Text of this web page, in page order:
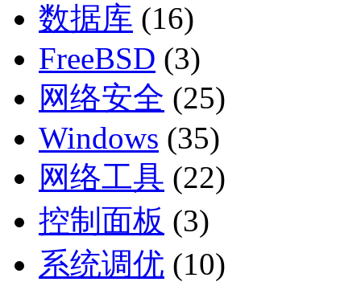
数据库 (16)
FreeBSD (3)
网络安全 (25)
Windows (35)
网络工具 (22)
控制面板 (3)
系统调优 (10)